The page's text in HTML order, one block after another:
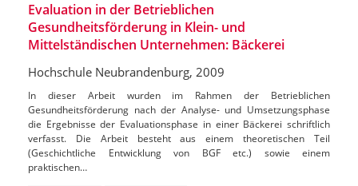
Evaluation in der Betrieblichen
Gesundheitsförderung in Klein- und
Mittelständischen Unternehmen: Bäckerei
Hochschule Neubrandenburg, 2009
In dieser Arbeit wurden im Rahmen der Betrieblichen
Gesundheitsförderung nach der Analyse- und Umsetzungsphase
die Ergebnisse der Evaluationsphase in einer Bäckerei schriftlich
verfasst. Die Arbeit besteht aus einem theoretischen Teil
(Geschichtliche Entwicklung von BGF etc.) sowie einem
praktischen…